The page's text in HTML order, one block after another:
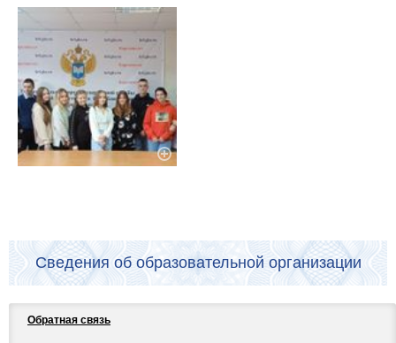
Сведения об образовательной организации
Обратная связь